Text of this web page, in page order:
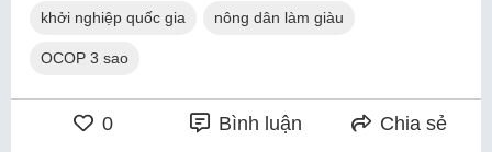
khởi nghiệp quốc gia nông dân làm giàu
OCOP 3 sao
0 Bình luận Chia sẻ